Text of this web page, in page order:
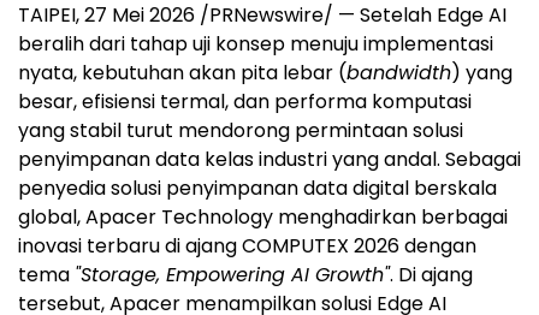
TAIPEI, 27 Mei 2026 /PRNewswire/ — Setelah Edge AI
beralih dari tahap uji konsep menuju implementasi
nyata, kebutuhan akan pita lebar (bandwidth) yang
besar, efisiensi termal, dan performa komputasi
yang stabil turut mendorong permintaan solusi
penyimpanan data kelas industri yang andal. Sebagai
penyedia solusi penyimpanan data digital berskala
global, Apacer Technology menghadirkan berbagai
inovasi terbaru di ajang COMPUTEX 2026 dengan
tema "Storage, Empowering AI Growth". Di ajang
tersebut, Apacer menampilkan solusi Edge AI